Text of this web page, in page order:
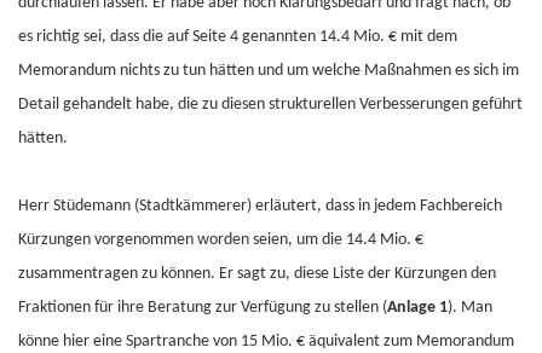
es richtig sei, dass die auf Seite 4 genannten 14.4 Mio. € mit dem
Memorandum nichts zu tun hätten und um welche Maßnahmen es sich im
Detail gehandelt habe, die zu diesen strukturellen Verbesserungen geführt
hätten.
Herr Stüdemann (Stadtkämmerer) erläutert, dass in jedem Fachbereich
Kürzungen vorgenommen worden seien, um die 14.4 Mio. €
zusammentragen zu können. Er sagt zu, diese Liste der Kürzungen den
Fraktionen für ihre Beratung zur Verfügung zu stellen (Anlage 1). Man
könne hier eine Spartranche von 15 Mio. € äquivalent zum Memorandum